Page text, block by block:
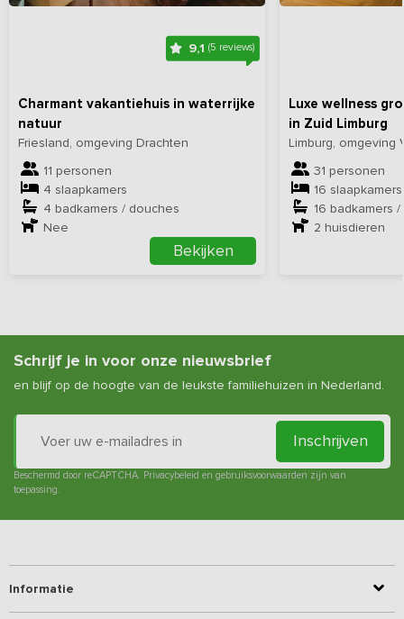
9,1 (5 reviews)
Charmant vakantiehuis in waterrijke
natuur
Friesland, omgeving Drachten
11 personen
4 slaapkamers
4 badkamers / douches
Nee
Bekijken
Luxe wellness
in Zuid Limburg
Limburg, omgeving
31 personen
16 slaapkamers
16 badkamers
2 huisdieren
Schrijf je in voor onze nieuwsbrief
en blijf op de hoogte van de leukste familiehuizen in Nederland.
Inschrijven
Beschermd door reCAPTCHA. Privacybeleid en gebruiksvoorwaarden zijn van
toepassing.
Informatie